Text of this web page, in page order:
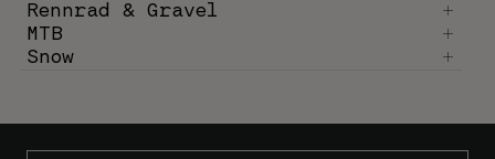
Rennrad & Gravel
MTB
Snow